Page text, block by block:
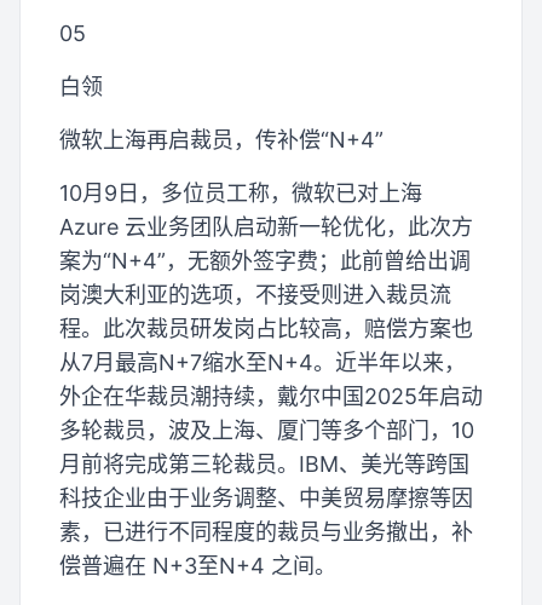
05
白领
微软上海再启裁员，传补偿“N+4”
10月9日，多位员工称，微软已对上海
Azure 云业务团队启动新一轮优化，此次方
案为“N+4”，无额外签字费；此前曾给出调
岗澳大利亚的选项，不接受则进入裁员流
程。此次裁员研发岗占比较高，赔偿方案也
从7月最高N+7缩水至N+4。近半年以来，
外企在华裁员潮持续，戴尔中国2025年启动
多轮裁员，波及上海、厦门等多个部门，10
月前将完成第三轮裁员。IBM、美光等跨国
科技企业由于业务调整、中美贸易摩擦等因
素，已进行不同程度的裁员与业务撤出，补
偿普遍在 N+3至N+4 之间。